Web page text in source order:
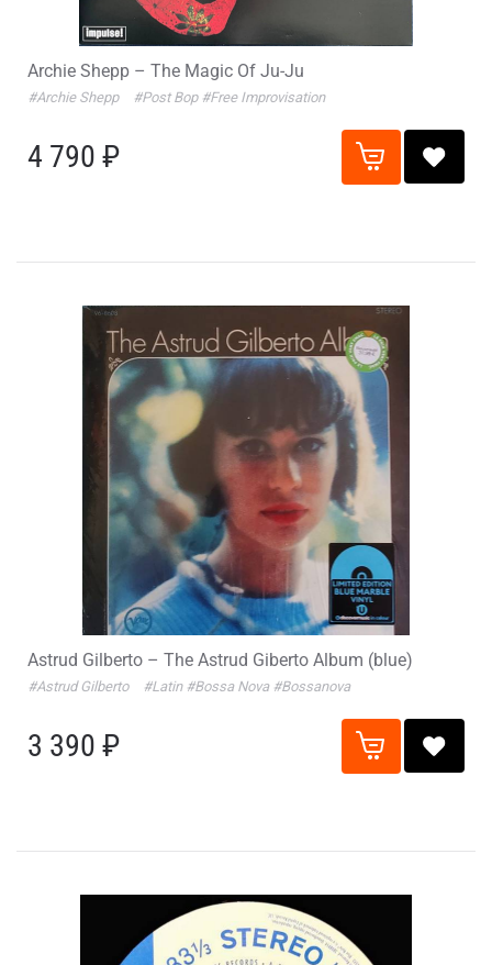
Archie Shepp – The Magic Of Ju-Ju
#Archie Shepp #Post Bop #Free Improvisation
4 790 ₽
Astrud Gilberto – The Astrud Giberto Album (blue)
#Astrud Gilberto #Latin #Bossa Nova #Bossanova
3 390 ₽